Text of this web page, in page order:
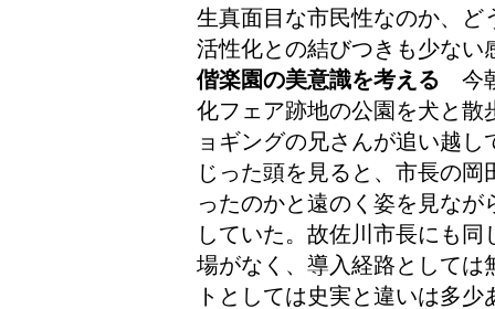
生真面目な市民性なのか、ど
活性化との結びつきも少ない
偕楽園の美意識を考える 今
化フェア跡地の公園を犬と散
ョギングの兄さんが追い越
じった頭を見ると、市長の
ったのかと遠のく姿を見な
していた。故佐川市長にも
場がなく、導入経路としては
トとしては史実と違いは多